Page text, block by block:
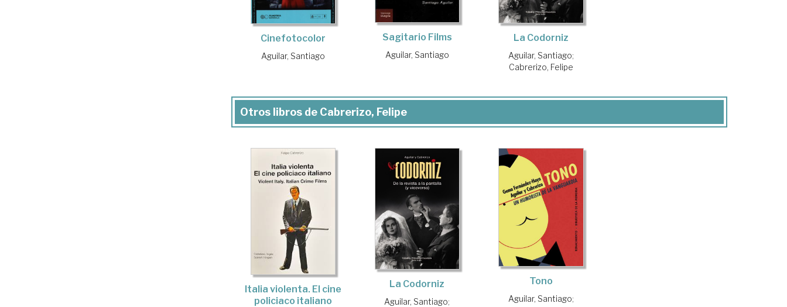
Cinefotocolor
Aguilar, Santiago
Sagitario Films
Aguilar, Santiago
La Codorniz
Aguilar, Santiago;
Cabrerizo, Felipe
Otros libros de Cabrerizo, Felipe
Italia violenta. El cine
policiaco italiano
La Codorniz
Aguilar, Santiago;
Tono
Aguilar, Santiago;